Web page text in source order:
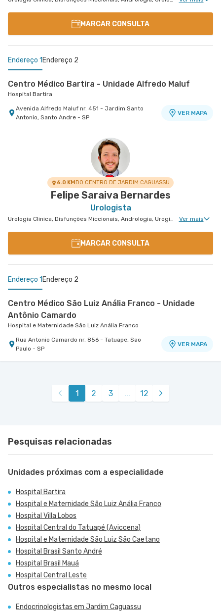
MARCAR CONSULTA
Endereço 1 Endereço 2
Centro Médico Bartira - Unidade Alfredo Maluf
Hospital Bartira
Avenida Alfredo Maluf nr. 451 - Jardim Santo
Antonio, Santo Andre - SP
VER MAPA
Hospital e Maternidade São Luiz São Caetano
Alameda Caulim nr. 115 1° Andar - Ceramica, Sao
6.0 KMDO CENTRO DE JARDIM CAGUASSU
Felipe Saraiva Bernardes
Urologista
Urologia Clinica, Disfunções Miccionais, Andrologia, Uroginecologia, Infertilidade Masculina, Urologia Oncológica, Cirurgia Robótica Urológica, Urologia Pediátrica, Cirurgia Urológica Ver mais
MARCAR CONSULTA
Endereço 1 Endereço 2
Centro Médico São Luiz Anália Franco - Unidade
Antônio Camardo
Hospital e Maternidade São Luiz Anália Franco
Rua Antonio Camardo nr. 856 - Tatuape, Sao
Paulo - SP
VER MAPA
Centro Médico Virgínia - Osasco
Rua Virginia Crivilari nr. 334 - Centro, Osasco -
1 2 3 ... 12
Pesquisas relacionadas
Unidades próximas com a especialidade
Hospital Bartira
Hospital e Maternidade São Luiz Anália Franco
Hospital Villa Lobos
Hospital Central do Tatuapé (Aviccena)
Hospital e Maternidade São Luiz São Caetano
Hospital Brasil Santo André
Hospital Brasil Mauá
Hospital Central Leste
Outros especialistas no mesmo local
Endocrinologistas em Jardim Caguassu